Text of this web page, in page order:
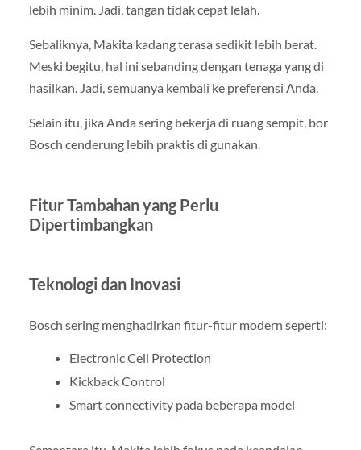
lebih minim. Jadi, tangan tidak cepat lelah.
Sebaliknya, Makita kadang terasa sedikit lebih berat.
Meski begitu, hal ini sebanding dengan tenaga yang di
hasilkan. Jadi, semuanya kembali ke preferensi Anda.
Selain itu, jika Anda sering bekerja di ruang sempit, bor
Bosch cenderung lebih praktis di gunakan.
Fitur Tambahan yang Perlu
Dipertimbangkan
Teknologi dan Inovasi
Bosch sering menghadirkan fitur-fitur modern seperti:
Electronic Cell Protection
Kickback Control
Smart connectivity pada beberapa model